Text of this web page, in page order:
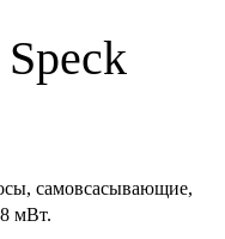
самовсасывающие,
мВт.